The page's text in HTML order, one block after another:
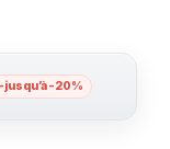
jusqu’à -20%